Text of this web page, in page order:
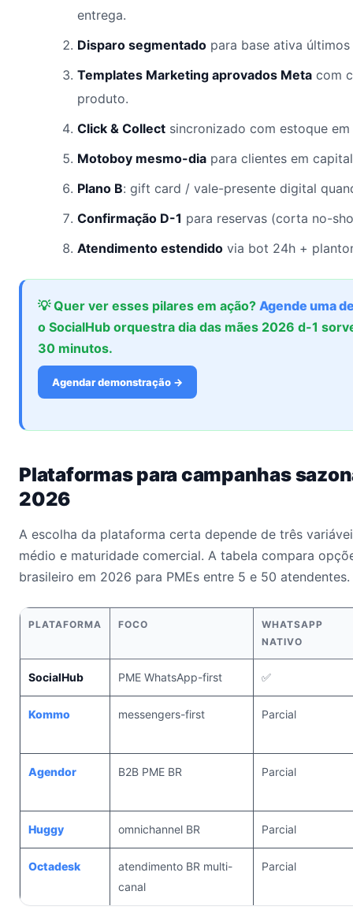
entrega.
Disparo segmentado para base ativa
Templates Marketing aprovados Meta com
produto.
Click & Collect sincronizado com estoque
Motoboy mesmo-dia para clientes em
Plano B: gift card / vale-presente digital
Confirmação D-1 para reservas (corta no-
Atendimento estendido via bot 24h +
💡 Quer ver esses pilares em ação? Agende uma
o SocialHub orquestra dia das mães 2026 d-1
30 minutos.
Agendar demonstração →
Plataformas para campanhas
2026
A escolha da plataforma certa depende de três
médio e maturidade comercial. A tabela compara
brasileiro em 2026 para PMEs entre 5 e 50 atendentes.
PLATAFORMA FOCO
WHATSAPP
NATIVO
SocialHub PME WhatsApp-first ✅
Kommo messengers-first Parcial
Agendor B2B PME BR Parcial
Huggy omnichannel BR Parcial
Octadesk
atendimento BR multi-
canal
Parcial